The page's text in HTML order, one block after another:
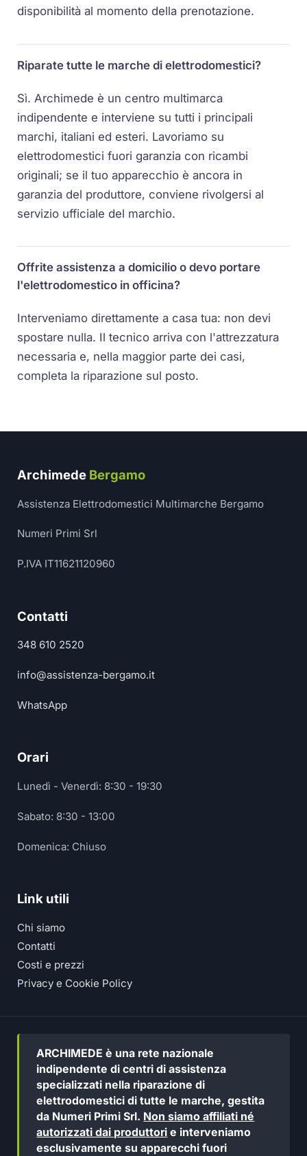
disponibilità al momento della prenotazione.
Riparate tutte le marche di elettrodomestici?
Sì. Archimede è un centro multimarca
indipendente e interviene su tutti i principali
marchi, italiani ed esteri. Lavoriamo su
elettrodomestici fuori garanzia con ricambi
originali; se il tuo apparecchio è ancora in
garanzia del produttore, conviene rivolgersi al
servizio ufficiale del marchio.
Offrite assistenza a domicilio o devo portare
l'elettrodomestico in officina?
Interveniamo direttamente a casa tua: non devi
spostare nulla. Il tecnico arriva con l'attrezzatura
necessaria e, nella maggior parte dei casi,
completa la riparazione sul posto.
Archimede Bergamo
Assistenza Elettrodomestici Multimarche Bergamo
Numeri Primi Srl
P.IVA IT11621120960
Contatti
348 610 2520
info@assistenza-bergamo.it
WhatsApp
Orari
Lunedì - Venerdì: 8:30 - 19:30
Sabato: 8:30 - 13:00
Domenica: Chiuso
Link utili
Chi siamo
Contatti
Costi e prezzi
Privacy e Cookie Policy
ARCHIMEDE è una rete nazionale
indipendente di centri di assistenza
specializzati nella riparazione di
elettrodomestici di tutte le marche, gestita
da Numeri Primi Srl. Non siamo affiliati né
autorizzati dai produttori e interveniamo
esclusivamente su apparecchi fuori